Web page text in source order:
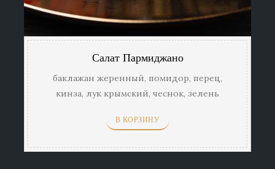
Салат Пармиджано
баклажан жеренный, помидор, перец,
кинза, лук крымский, чеснок, зелень
В КОРЗИНУ